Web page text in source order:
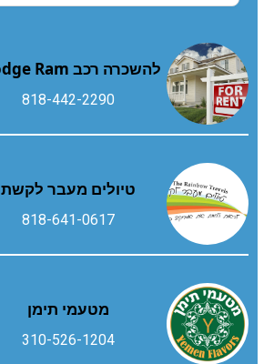
להשכרה רכב Dodge Ram
818-442-2290
טיולים מעבר לקשת
818-641-0617
מטעמי תימן
310-526-1204